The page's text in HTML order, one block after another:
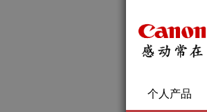
个人产品